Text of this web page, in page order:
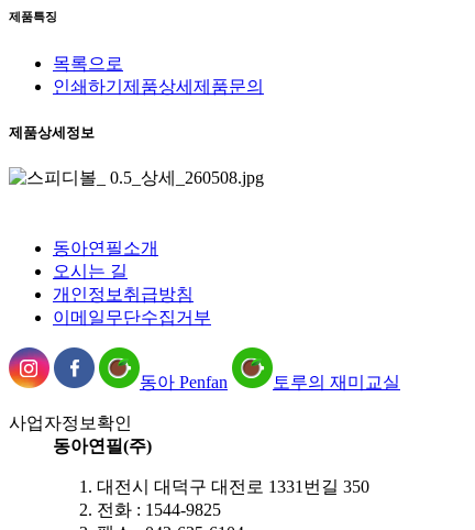
제품특징
목록으로
인쇄하기 제품상세 제품문의
제품상세정보
동아연필소개
오시는 길
개인정보취급방침
이메일무단수집거부
동아 Penfan 토루의 재미교실
사업자정보확인
동아연필(주)
대전시 대덕구 대전로 1331번길 350
전화 : 1544-9825